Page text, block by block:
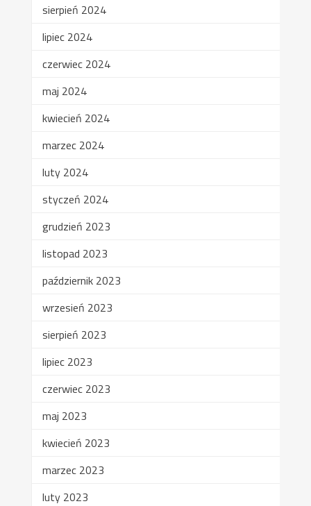
sierpień 2024
lipiec 2024
czerwiec 2024
maj 2024
kwiecień 2024
marzec 2024
luty 2024
styczeń 2024
grudzień 2023
listopad 2023
październik 2023
wrzesień 2023
sierpień 2023
lipiec 2023
czerwiec 2023
maj 2023
kwiecień 2023
marzec 2023
luty 2023